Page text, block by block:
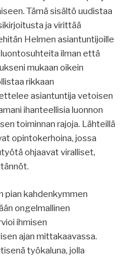
Tämä sisältö uudistaa
ja virittää
Helmen asiantuntijoille
ilman että
mukaan oikein
rikkaan
asiantuntija vetoisen
ihanteellisia luonnon
toiminnan rajoja. Lähteillä
opintokerhoina, jossa
ohjaavat viralliset,
pian kahdenkymmen
ongelmallinen
ihmisen
ajan mittakaavassa.
työkaluna, jolla